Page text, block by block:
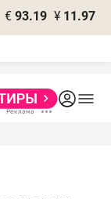
€ 93.19 ¥ 11.97